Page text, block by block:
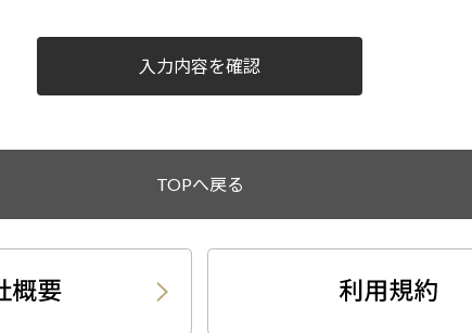
入力内容を確認
TOPへ戻る